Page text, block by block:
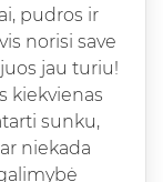
pudros ir
norisi save
jau turiu!
kiekvienas
sunku,
niekada